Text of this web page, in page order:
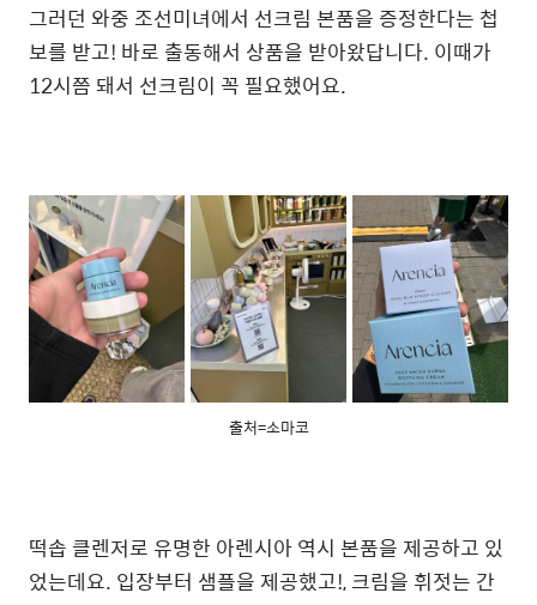
그러던 와중 조선미녀에서 선크림 본품을 증정한다는 첩
보를 받고! 바로 출동해서 상품을 받아왔답니다. 이때가
12시쯤 돼서 선크림이 꼭 필요했어요.
출처=소마코
떡솝 클렌저로 유명한 아렌시아 역시 본품을 제공하고 있
었는데요. 입장부터 샘플을 제공했고!, 크림을 휘젓는 간